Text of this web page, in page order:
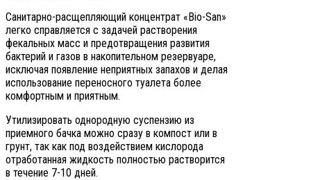
Санитарно-расщепляющий концентрат «Bio-San»
легко справляется с задачей растворения
фекальных масс и предотвращения развития
бактерий и газов в накопительном резервуаре,
исключая появление неприятных запахов и делая
использование переносного туалета более
комфортным и приятным.
Утилизировать однородную суспензию из
приемного бачка можно сразу в компост или в
грунт, так как под воздействием кислорода
отработанная жидкость полностью растворится
в течение 7-10 дней.